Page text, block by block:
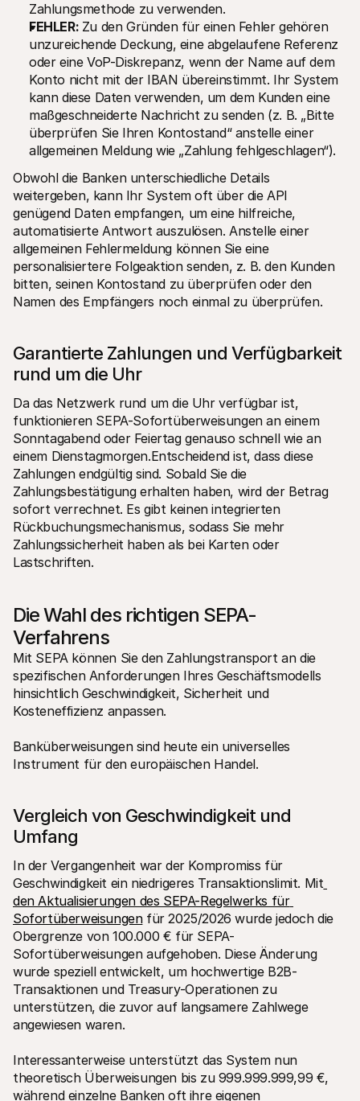
Zahlungsmethode zu verwenden.
FEHLER: Zu den Gründen für einen Fehler gehören
unzureichende Deckung, eine abgelaufene Referenz
oder eine VoP-Diskrepanz, wenn der Name auf dem
Konto nicht mit der IBAN übereinstimmt. Ihr System
kann diese Daten verwenden, um dem Kunden eine
maßgeschneiderte Nachricht zu senden (z. B. „Bitte
überprüfen Sie Ihren Kontostand“ anstelle einer
allgemeinen Meldung wie „Zahlung fehlgeschlagen“).
Obwohl die Banken unterschiedliche Details
weitergeben, kann Ihr System oft über die API
genügend Daten empfangen, um eine hilfreiche,
automatisierte Antwort auszulösen. Anstelle einer
allgemeinen Fehlermeldung können Sie eine
personalisiertere Folgeaktion senden, z. B. den Kunden
bitten, seinen Kontostand zu überprüfen oder den
Namen des Empfängers noch einmal zu überprüfen.
Garantierte Zahlungen und Verfügbarkeit
rund um die Uhr
Da das Netzwerk rund um die Uhr verfügbar ist,
funktionieren SEPA-Sofortüberweisungen an einem
Sonntagabend oder Feiertag genauso schnell wie an
einem Dienstagmorgen.Entscheidend ist, dass diese
Zahlungen endgültig sind. Sobald Sie die
Zahlungsbestätigung erhalten haben, wird der Betrag
sofort verrechnet. Es gibt keinen integrierten
Rückbuchungsmechanismus, sodass Sie mehr
Zahlungssicherheit haben als bei Karten oder
Lastschriften.
Die Wahl des richtigen SEPA-
Verfahrens
Mit SEPA können Sie den Zahlungstransport an die
spezifischen Anforderungen Ihres Geschäftsmodells
hinsichtlich Geschwindigkeit, Sicherheit und
Kosteneffizienz anpassen.
Banküberweisungen sind heute ein universelles
Instrument für den europäischen Handel.
Vergleich von Geschwindigkeit und
Umfang
In der Vergangenheit war der Kompromiss für
Geschwindigkeit ein niedrigeres Transaktionslimit. Mit
den Aktualisierungen des SEPA-Regelwerks für
Sofortüberweisungen für 2025/2026 wurde jedoch die
Obergrenze von 100.000 € für SEPA-
Sofortüberweisungen aufgehoben. Diese Änderung
wurde speziell entwickelt, um hochwertige B2B-
Transaktionen und Treasury-Operationen zu
unterstützen, die zuvor auf langsamere Zahlwege
angewiesen waren.
Interessanterweise unterstützt das System nun
theoretisch Überweisungen bis zu 999.999.999,99 €,
während einzelne Banken oft ihre eigenen